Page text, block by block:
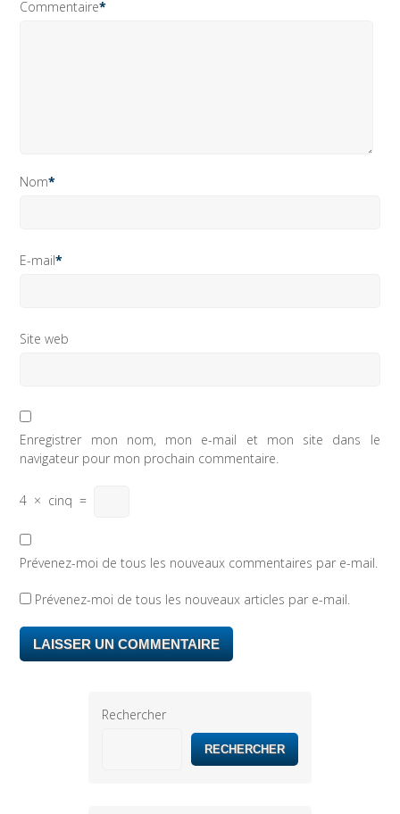
Commentaire*
Nom*
E-mail*
Site web
Enregistrer mon nom, mon e-mail et mon site dans le
navigateur pour mon prochain commentaire.
4 × cinq =
Prévenez-moi de tous les nouveaux commentaires par e-mail.
Prévenez-moi de tous les nouveaux articles par e-mail.
Rechercher
RECHERCHER